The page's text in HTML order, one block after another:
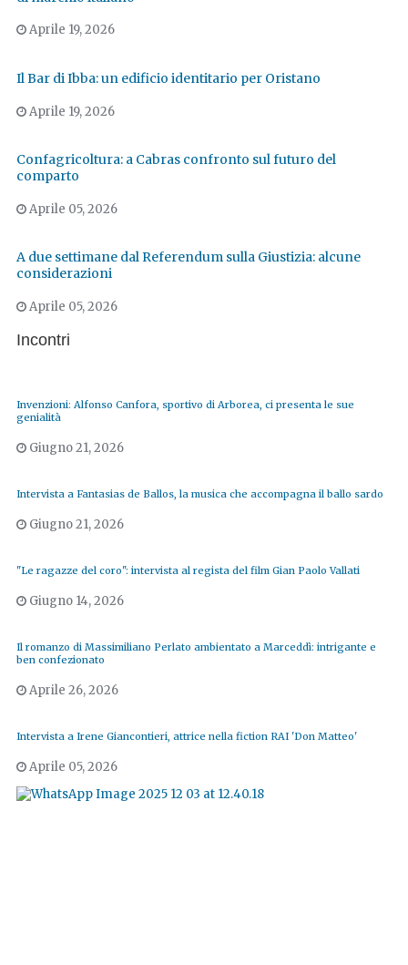
Aprile 19, 2026
Il Bar di Ibba: un edificio identitario per Oristano
Aprile 19, 2026
Confagricoltura: a Cabras confronto sul futuro del
comparto
Aprile 05, 2026
A due settimane dal Referendum sulla Giustizia: alcune
considerazioni
Aprile 05, 2026
Incontri
Invenzioni: Alfonso Canfora, sportivo di Arborea, ci presenta le sue
genialità
Giugno 21, 2026
Intervista a Fantasias de Ballos, la musica che accompagna il ballo sardo
Giugno 21, 2026
"Le ragazze del coro": intervista al regista del film Gian Paolo Vallati
Giugno 14, 2026
Il romanzo di Massimiliano Perlato ambientato a Marceddì: intrigante e
ben confezionato
Aprile 26, 2026
Intervista a Irene Giancontieri, attrice nella fiction RAI 'Don Matteo'
Aprile 05, 2026